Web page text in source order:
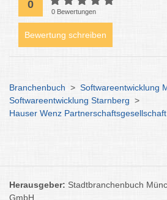
0
0 Bewertungen
Bewertung schreiben
Branchenbuch > Softwareentwicklung
Softwareentwicklung Starnberg >
Hauser Wenz Partnerschaftsgesellschaft
Herausgeber: Stadtbranchenbuch
GmbH